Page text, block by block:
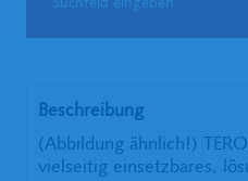
Beschreibung
(Abbildung ähnlich!)
vielseitig einsetzbares,